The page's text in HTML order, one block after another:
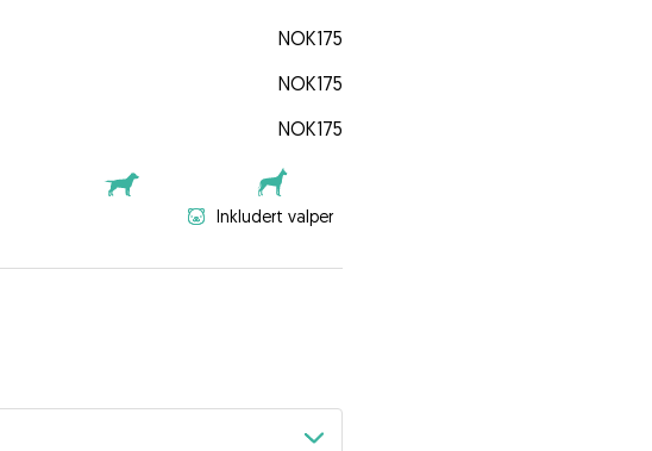
NOK175
NOK175
NOK175
Inkludert valper